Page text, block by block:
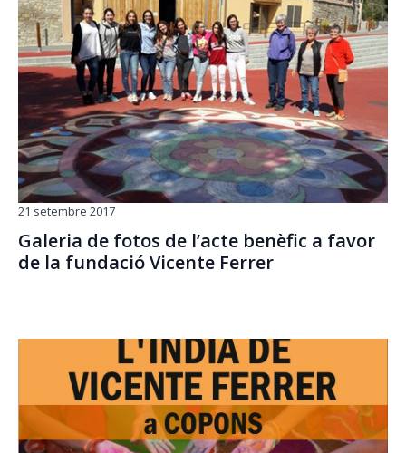
Galeria de fotos de l’acte benèfic a favor
de la fundació Vicente Ferrer
21 setembre 2017